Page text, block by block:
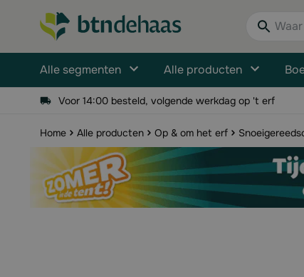
Waar bent
Alle segmenten Alle producten
Voor 14:00 besteld, volgende werkdag op 't erf
Home Alle producten Op & om het erf